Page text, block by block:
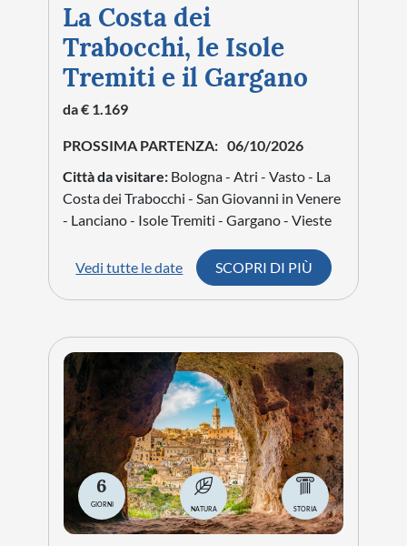
La Costa dei
Trabocchi, le Isole
Tremiti e il Gargano
da € 1.169
PROSSIMA PARTENZA: 06/10/2026
Città da visitare: Bologna - Atri - Vasto - La
Costa dei Trabocchi - San Giovanni in Venere
- Lanciano - Isole Tremiti - Gargano - Vieste
Vedi tutte le date SCOPRI DI PIÙ
6
GIORNI
NATURA STORIA